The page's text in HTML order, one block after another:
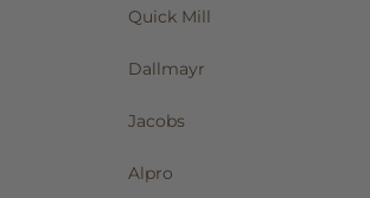
Quick Mill
Dallmayr
Jacobs
Alpro